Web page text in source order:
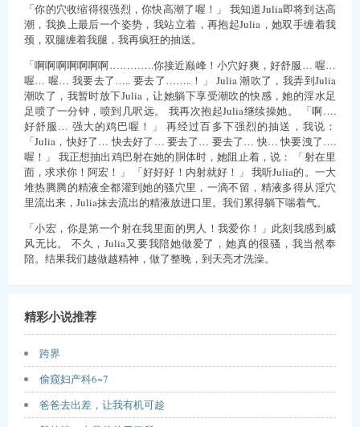
「你的穴收缩得很强烈，你快高潮了喔！」 我知道Julia即将到达高
潮，我换上最后一个姿势，我站立着，再抱起Julia，她双手缠着我
颈，双腿缠着我腿，我再疯狂的抽送。
「啊啊啊啊啊啊啊………….你接近巅峰！小穴好爽，好舒服… 喔…
喔… 喔… 我要去了….. 要去了……..！」 Julia 潮吹了，我弄到Julia
潮吹了，我暂时放下Julia，让她躺下享受潮吹的快感，她的淫水足
足喷了一分钟，喷到几呎远。 我再次抱起Julia继续操她。 「啊….
好舒服… 强大的鸡巴喔！」 再经过百多下强烈的抽送，我说：
「Julia，快好了… 快去好了… 要去了… 要去了… 快… 快要洩了….
喔！」 我正想抽出鸡巴射在她的胴体时，她阻止着，说： 「射在里
面，求求你！阿宏！」 「好好好！内射就好！」 我听Julia的。一大
堆热腾腾的精液全都灌到她的骚穴里，一滴不留，精液多得从淫穴
里流出来，Julia抹去流出的精液放进口里。我们累得躺下喘着气。
「小宏，你是第一个射在我里面的男人！我爱你！」此刻我感到威
风无比。 不久，Julia又要我陪她做爱了，她真的很骚，我当然奉
陪。结果我们越做越精神，做了整晚，到天亮才洗澡。
精彩小说推荐
跨界
偷窥妇产科6~7
爸爸去出差，让我有机可趁